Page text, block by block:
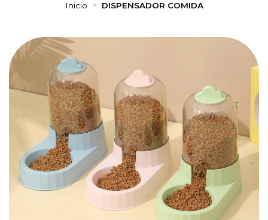
Inicio DISPENSADOR COMIDA